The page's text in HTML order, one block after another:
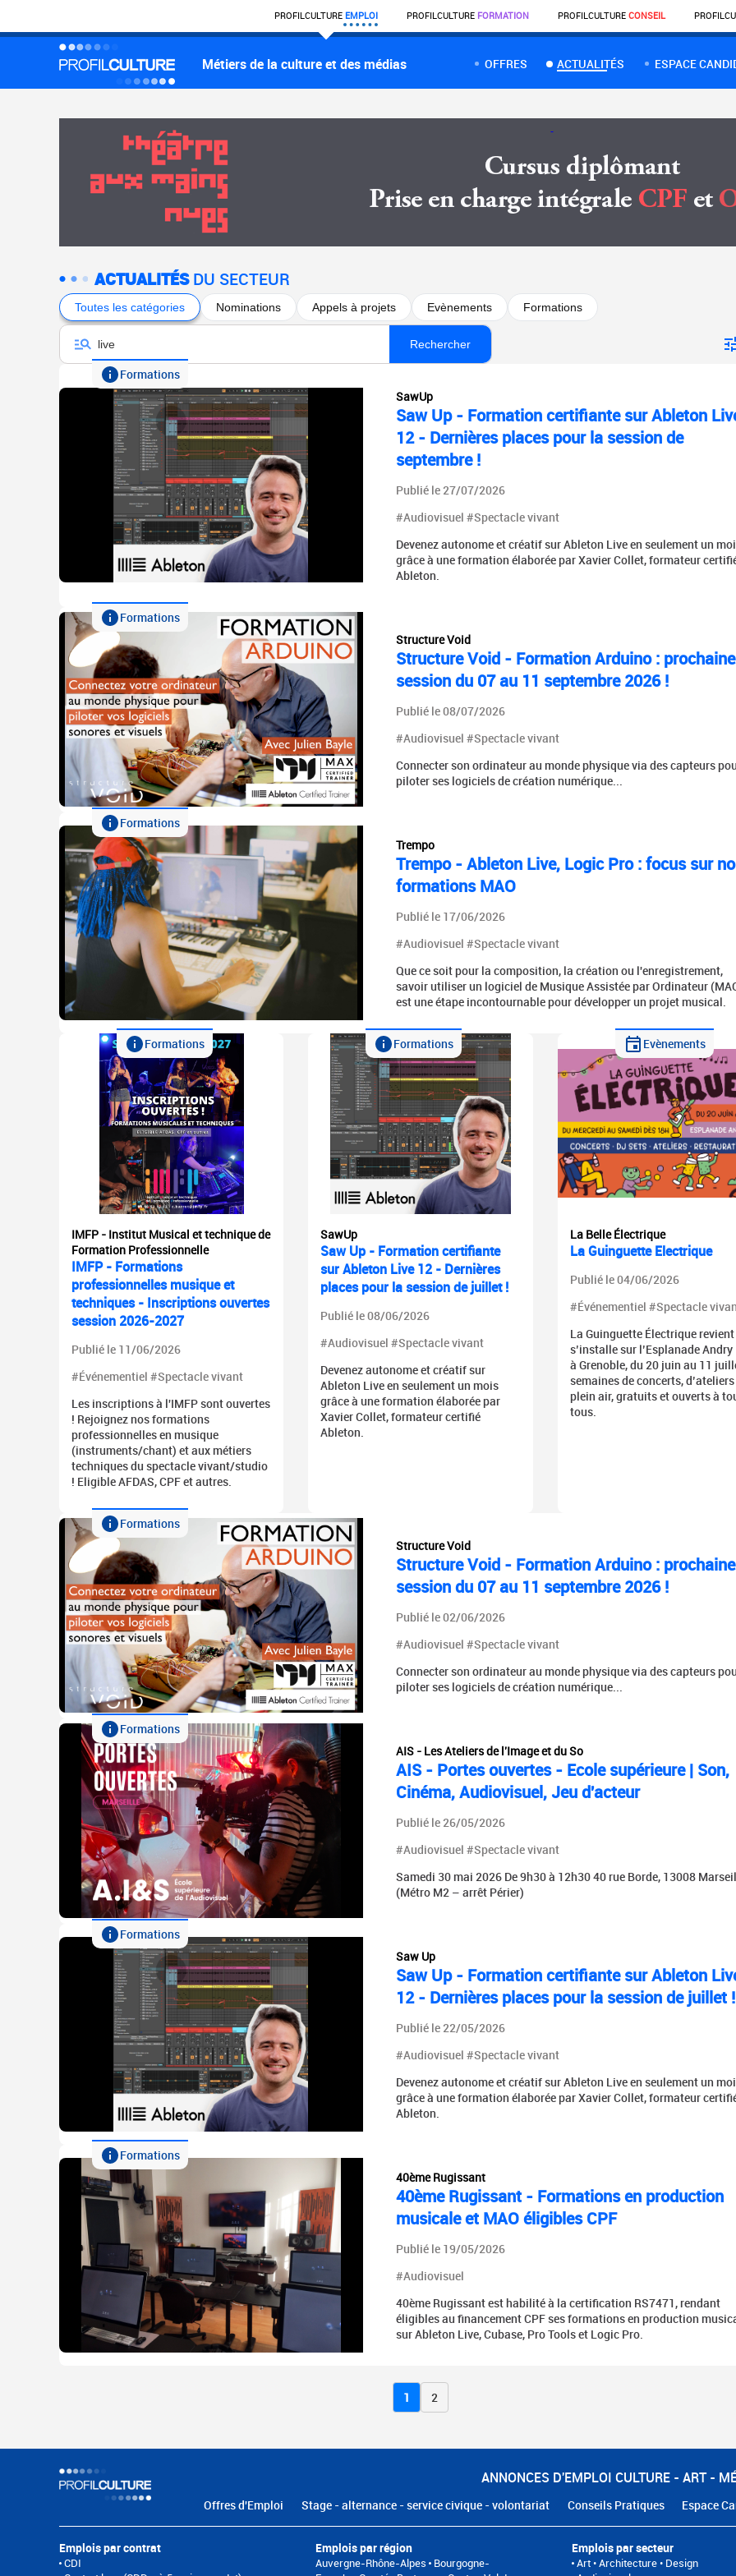
PROFILCULTURE EMPLOI PROFILCULTURE FORMATION PROFILCULTURE CONSEIL PROFIL
Métiers de la culture et des médias OFFRES ACTUALITÉS ESPACE
ACTUALITÉSDU SECTEUR
Toutes les catégories Nominations Appels à projets Evènements Formations
Rechercher
Formations
SawUp
Saw Up - Formation certifiante sur Ableton
12 - Dernières places pour la session de
septembre !
Publié le 27/07/2026
#Audiovisuel #Spectacle vivant
Devenez autonome et créatif sur Ableton Live en seulement un
grâce à une formation élaborée par Xavier Collet, formateur
Ableton.
Formations
Structure Void
Structure Void - Formation Arduino : prochaine
session du 07 au 11 septembre 2026 !
Publié le 08/07/2026
#Audiovisuel #Spectacle vivant
Connecter son ordinateur au monde physique via des capteurs
piloter ses logiciels de création numérique...
Formations
Trempo
Trempo - Ableton Live, Logic Pro : focus sur
formations MAO
Publié le 17/06/2026
#Audiovisuel #Spectacle vivant
Que ce soit pour la composition, la création ou l'enregistrement,
savoir utiliser un logiciel de Musique Assistée par Ordinateur
est une étape incontournable pour développer un projet musical.
Formations
IMFP - Institut Musical et technique de
Formation Professionnelle
IMFP - Formations
professionnelles musique et
techniques - Inscriptions ouvertes
session 2026-2027
Publié le 11/06/2026
#Événementiel #Spectacle vivant
Les inscriptions à l'IMFP sont ouvertes
! Rejoignez nos formations
professionnelles en musique
(instruments/chant) et aux métiers
techniques du spectacle vivant/studio
! Eligible AFDAS, CPF et autres.
Formations
SawUp
Saw Up - Formation certifiante
sur Ableton Live 12 - Dernières
places pour la session de juillet !
Publié le 08/06/2026
#Audiovisuel #Spectacle vivant
Devenez autonome et créatif sur
Ableton Live en seulement un mois
grâce à une formation élaborée par
Xavier Collet, formateur certifié
Ableton.
Evènements
La Belle Électrique
La Guinguette Electrique
Publié le 04/06/2026
#Événementiel #Spectacle
La Guinguette Électrique
s’installe sur l’Esplanade Andry
à Grenoble, du 20 juin au 11
semaines de concerts,
plein air, gratuits et ouverts à
tous.
Formations
Structure Void
Structure Void - Formation Arduino : prochaine
session du 07 au 11 septembre 2026 !
Publié le 02/06/2026
#Audiovisuel #Spectacle vivant
Connecter son ordinateur au monde physique via des capteurs
piloter ses logiciels de création numérique...
Formations
AIS - Les Ateliers de l'Image et du So
AIS - Portes ouvertes - Ecole supérieure | Son,
Cinéma, Audiovisuel, Jeu d'acteur
Publié le 26/05/2026
#Audiovisuel #Spectacle vivant
Samedi 30 mai 2026 De 9h30 à 12h30 40 rue Borde, 13008
(Métro M2 – arrêt Périer)
Formations
Saw Up
Saw Up - Formation certifiante sur Ableton
12 - Dernières places pour la session de juillet !
Publié le 22/05/2026
#Audiovisuel #Spectacle vivant
Devenez autonome et créatif sur Ableton Live en seulement un
grâce à une formation élaborée par Xavier Collet, formateur
Ableton.
Formations
40ème Rugissant
40ème Rugissant - Formations en production
musicale et MAO éligibles CPF
Publié le 19/05/2026
#Audiovisuel
40ème Rugissant est habilité à la certification RS7471, rendant
éligibles au financement CPF ses formations en production
sur Ableton Live, Cubase, Pro Tools et Logic Pro.
1 2
ANNONCES D'EMPLOI CULTURE - ART -
Offres d'Emploi Stage - alternance - service civique - volontariat Conseils Pratiques Espace
Emplois par contrat
CDI
Emplois par région
Auvergne-Rhône-Alpes
Bourgogne-
Emplois par secteur
Art • Architecture • Design